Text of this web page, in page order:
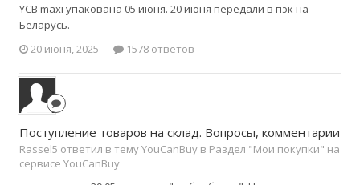
YCB maxi упакована 05 июня. 20 июня передали в пэк на
Беларусь.
20 июня, 2025
1578 ответов
Поступление товаров на склад. Вопросы, комментарии
Rassel5 ответил в тему YouCanBuy в Раздел "Мои покупки" на
сервисе YouCanBuy